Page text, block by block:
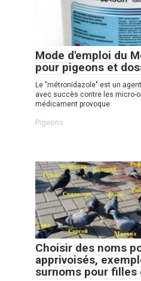
Mode d'emploi du
pour pigeons et
Le "métronidazole" est un
avec succès contre les micro-
médicament provoque
Pigeons
Choisir des noms
apprivoisés,
surnoms pour filles